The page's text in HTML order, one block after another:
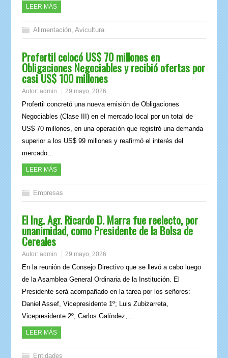
LEER MÁS
Alimentación, Avicultura
Profertil colocó US$ 70 millones en
Obligaciones Negociables y recibió ofertas por
casi US$ 100 millones
Autor: admin 29 mayo, 2026
Profertil concretó una nueva emisión de Obligaciones
Negociables (Clase III) en el mercado local por un total de
US$ 70 millones, en una operación que registró una demanda
superior a los US$ 99 millones y reafirmó el interés del
mercado…
LEER MÁS
Empresas
El Ing. Agr. Ricardo D. Marra fue reelecto, por
unanimidad, como Presidente de la Bolsa de
Cereales
Autor: admin 29 mayo, 2026
En la reunión de Consejo Directivo que se llevó a cabo luego
de la Asamblea General Ordinaria de la Institución. El
Presidente será acompañado en la tarea por los señores:
Daniel Assef, Vicepresidente 1º; Luis Zubizarreta,
Vicepresidente 2º; Carlos Galíndez,…
LEER MÁS
Entidades